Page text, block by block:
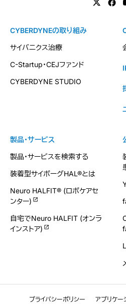
製品・サービス
製品・サービスを検索する
装着型サイボーグHAL®とは
Neuro HALFIT® (ロボケアセ
ンター)
自宅でNeuro HALFIT (オンラ
インストア)
CYBERDYNEの取り組み
サイバニクス治療
C-Startup・CEJファンド
CYBERDYNE STUDIO
プライバシーポリシー アプリケー